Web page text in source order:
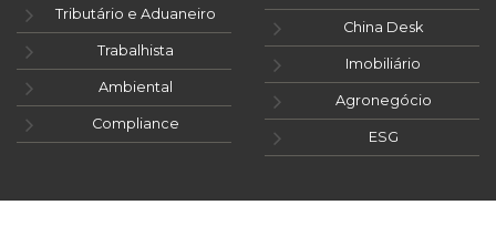
Tributário e Aduaneiro
Trabalhista
Ambiental
Compliance
China Desk
Imobiliário
Agronegócio
ESG